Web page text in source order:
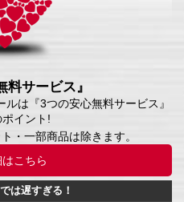
料サービス』
は『3つの安心無料サービス』
イント!
・一部商品は除きます。
こちら
は遅すぎる！